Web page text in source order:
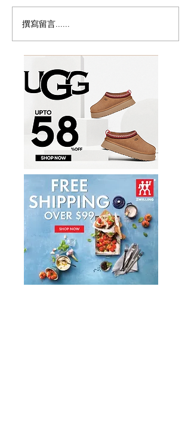
历史新低！Samsonite 新
秀丽 Winfield 2 全PC
20+28寸 黑色拉杆行李箱2
件套1.7折
撰寫留言......